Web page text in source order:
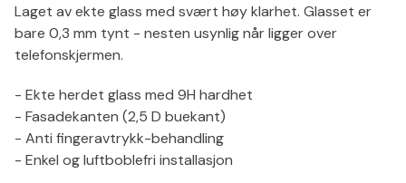
Laget av ekte glass med svært høy klarhet. Glasset er
bare 0,3 mm tynt - nesten usynlig når ligger over
telefonskjermen.
- Ekte herdet glass med 9H hardhet
- Fasadekanten (2,5 D buekant)
- Anti fingeravtrykk-behandling
- Enkel og luftboblefri installasjon